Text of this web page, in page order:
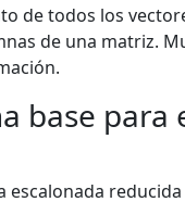
de todos los
de una matriz.
base para